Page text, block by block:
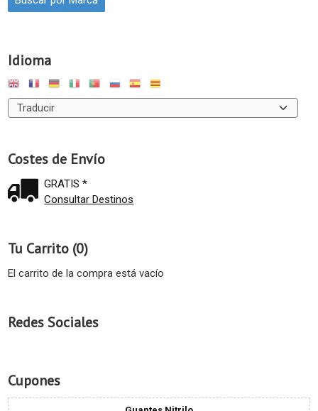
Idioma
Costes de Envío
GRATIS *
Consultar Destinos
Tu Carrito (0)
El carrito de la compra está vacío
Redes Sociales
Cupones